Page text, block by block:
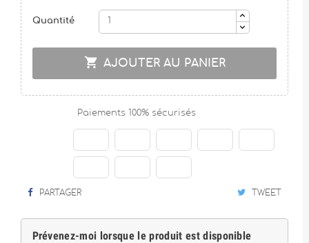
Quantité
 AJOUTER AU PANIER
Paiements 100% sécurisés
PARTAGER TWEET
Prévenez-moi lorsque le produit est disponible